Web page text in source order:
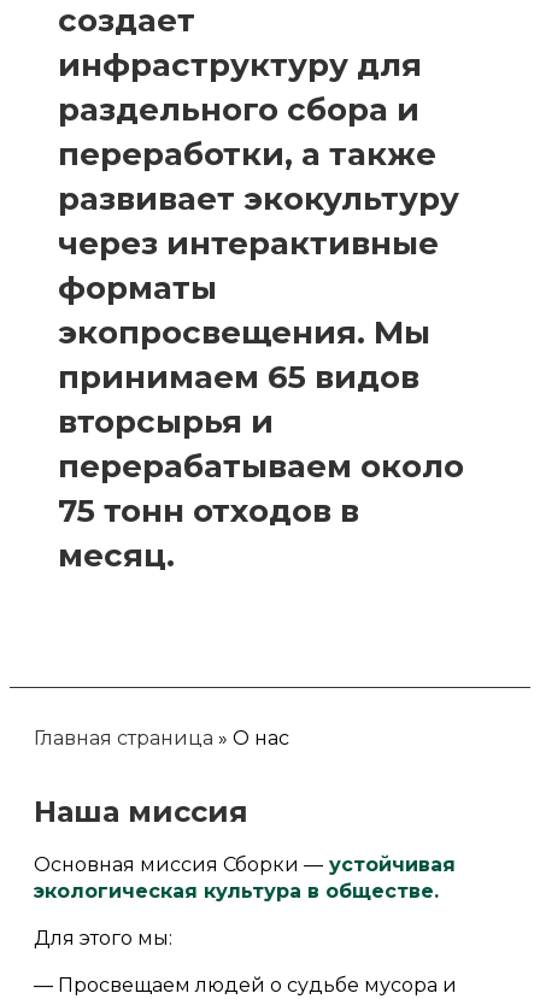
создает
инфраструктуру для
раздельного сбора и
переработки, а также
развивает экокультуру
через интерактивные
форматы
экопросвещения. Мы
принимаем 65 видов
вторсырья и
перерабатываем около
75 тонн отходов в
месяц.
Главная страница » О нас
Наша миссия
Основная миссия Сборки — устойчивая
экологическая культура в обществе.
Для этого мы:
— Просвещаем людей о судьбе мусора и